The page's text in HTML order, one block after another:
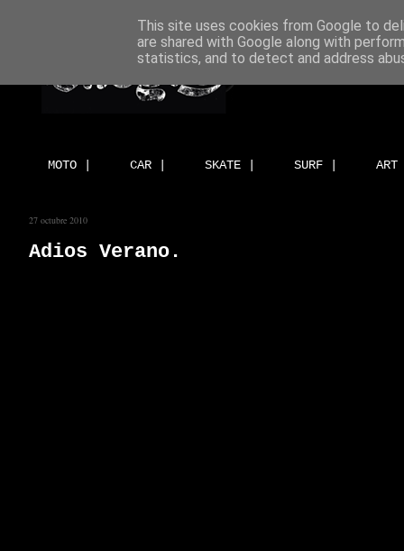
MOTO | CAR | SKATE | SURF |
27 octubre 2010
Adios Verano.
This site uses cookies from Google to
are shared with Google along with
statistics, and to detect and address